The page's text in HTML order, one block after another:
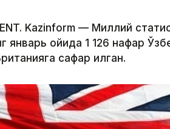
Kazinform — Миллий
январь ойида 1 126 нафар
сафар қилган.